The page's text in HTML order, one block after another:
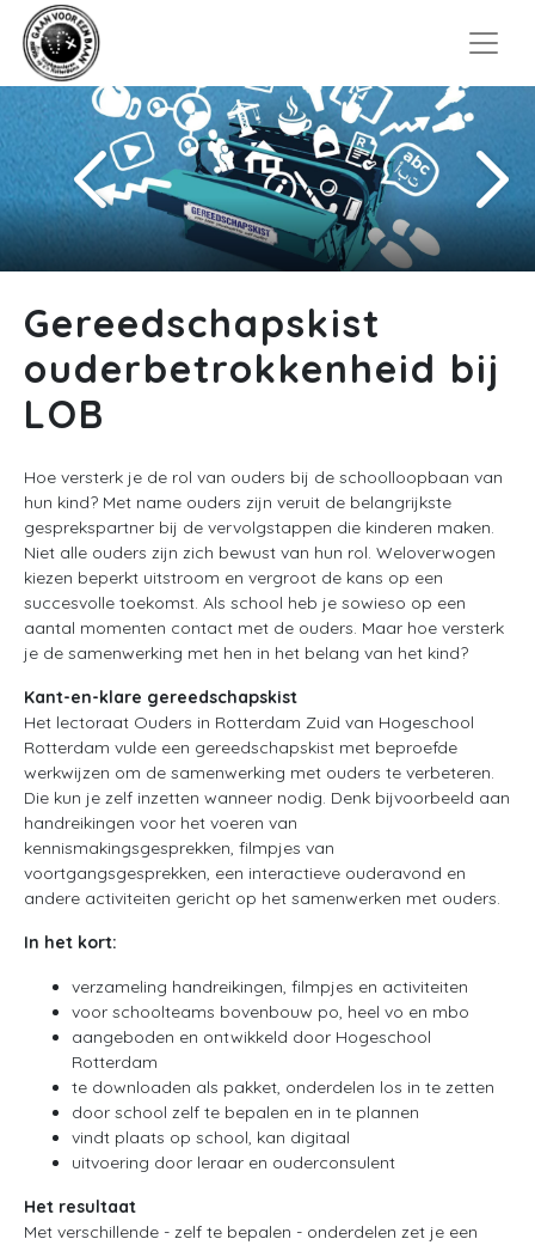
Gereedschapskist
ouderbetrokkenheid bij
LOB
Hoe versterk je de rol van ouders bij de schoolloopbaan van
hun kind? Met name ouders zijn veruit de belangrijkste
gesprekspartner bij de vervolgstappen die kinderen maken.
Niet alle ouders zijn zich bewust van hun rol. Weloverwogen
kiezen beperkt uitstroom en vergroot de kans op een
succesvolle toekomst. Als school heb je sowieso op een
aantal momenten contact met de ouders. Maar hoe versterk
je de samenwerking met hen in het belang van het kind?
Kant-en-klare gereedschapskist
Het lectoraat Ouders in Rotterdam Zuid van Hogeschool
Rotterdam vulde een gereedschapskist met beproefde
werkwijzen om de samenwerking met ouders te verbeteren.
Die kun je zelf inzetten wanneer nodig. Denk bijvoorbeeld aan
handreikingen voor het voeren van
kennismakingsgesprekken, filmpjes van
voortgangsgesprekken, een interactieve ouderavond en
andere activiteiten gericht op het samenwerken met ouders.
In het kort:
verzameling handreikingen, filmpjes en activiteiten
voor schoolteams bovenbouw po, heel vo en mbo
aangeboden en ontwikkeld door Hogeschool
Rotterdam
te downloaden als pakket, onderdelen los in te zetten
door school zelf te bepalen en in te plannen
vindt plaats op school, kan digitaal
uitvoering door leraar en ouderconsulent
Het resultaat
Met verschillende - zelf te bepalen - onderdelen zet je een